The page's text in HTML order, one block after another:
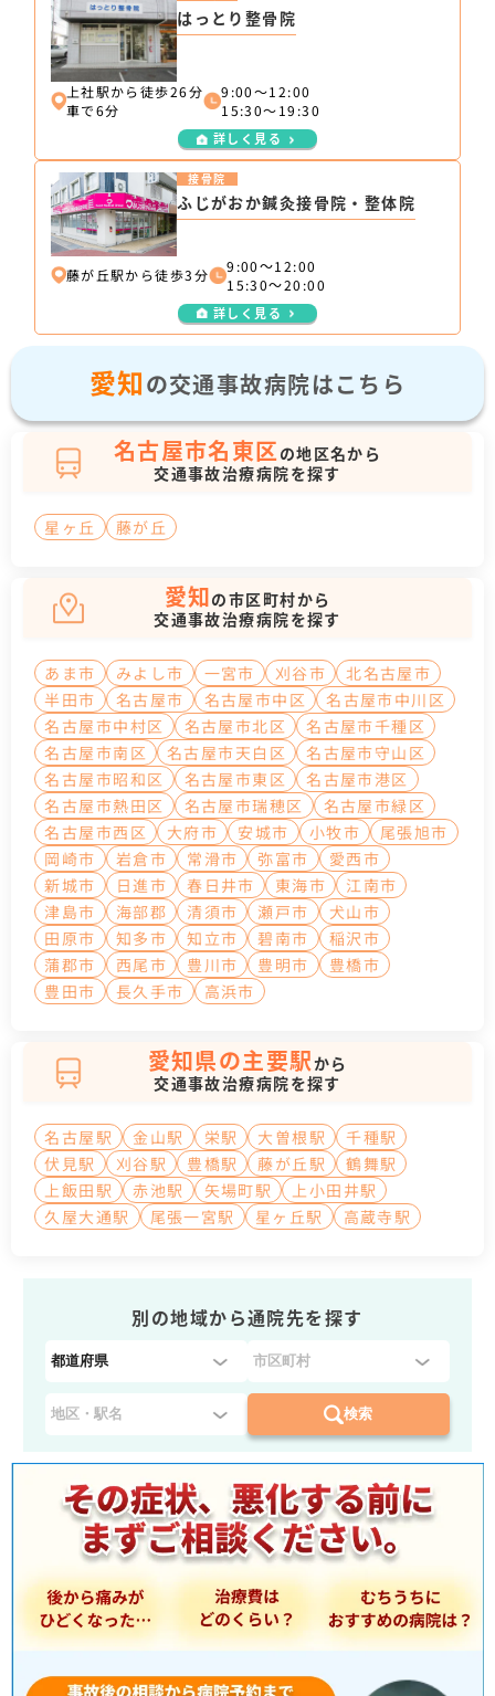
はっとり整骨院
上社駅から徒歩26分
車で6分
9:00〜12:00
15:30〜19:30
詳しく見る
ふじがおか鍼灸接骨院・整体院
接骨院
藤が丘駅から徒歩3分
9:00～12:00
15:30～20:00
詳しく見る
愛知の交通事故病院はこちら
名古屋市名東区の地区名から
交通事故治療病院を探す
星ヶ丘 藤が丘
愛知の市区町村から
交通事故治療病院を探す
あま市 みよし市 一宮市 刈谷市
北名古屋市
半田市
名古屋市 名古屋市中区
名古屋市中川区
名古屋市中村区
名古屋市北区
名古屋市千種区
名古屋市南区
名古屋市天白区
名古屋市守山区
名古屋市昭和区
名古屋市東区
名古屋市港区
名古屋市熱田区
名古屋市瑞穂区
名古屋市緑区
名古屋市西区
大府市 安城市 小牧市
尾張旭市
岡崎市
岩倉市 常滑市 弥富市
愛西市
新城市
日進市 春日井市 東海市
江南市
津島市
海部郡 清須市 瀬戸市
犬山市
田原市
知多市 知立市 碧南市
稲沢市
蒲郡市
西尾市 豊川市 豊明市
豊橋市
豊田市
長久手市 高浜市
愛知県の主要駅から
交通事故治療病院を探す
名古屋駅 金山駅 栄駅 大曽根駅
千種駅
伏見駅
刈谷駅 豊橋駅 藤が丘駅
鶴舞駅
上飯田駅
赤池駅 矢場町駅
上小田井駅
久屋大通駅
尾張一宮駅 星ヶ丘駅 高蔵寺駅
別の地域から通院先を探す
都
県
を
選
択
：
検索